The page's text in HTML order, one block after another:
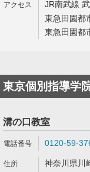
JR南武線
東急田園都
東急田園都
東京個別指導学
溝の口教室
0120-59-
神奈川県川